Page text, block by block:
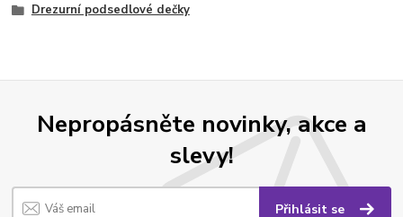
Drezurní podsedlové dečky
Nepropásněte novinky, akce a
slevy!
Přihlásit se